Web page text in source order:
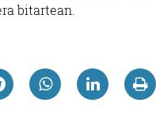
bitartean.